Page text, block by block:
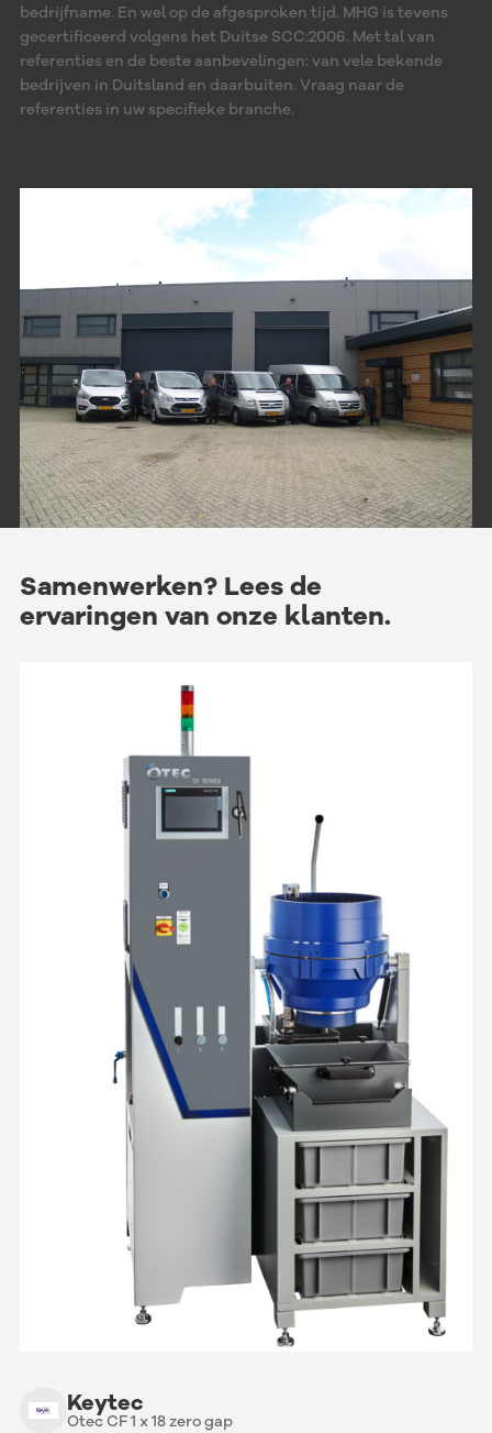
bedrijfname. En wel op de afgesproken tijd. MHG is tevens
gecertificeerd volgens het Duitse SCC:2006. Met tal van
referenties en de beste aanbevelingen: van vele bekende
bedrijven in Duitsland en daarbuiten. Vraag naar de
referenties in uw specifieke branche.
Samenwerken? Lees de
ervaringen van onze klanten.
Keytec
Otec CF 1 x 18 zero gap